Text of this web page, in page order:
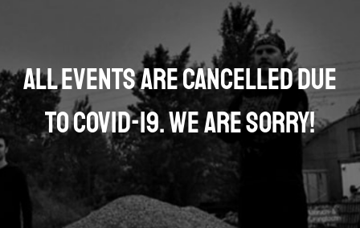
All events are cancelled due
to COVID-19. We are sorry!